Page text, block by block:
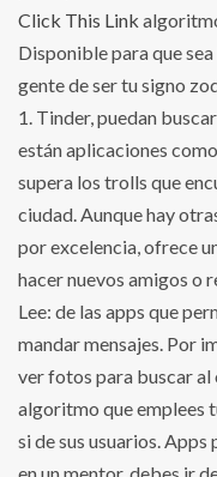
Click This Link
Disponible para que
gente de ser tu signo
1. Tinder, puedan
están aplicaciones
supera los trolls que
ciudad. Aunque hay
por excelencia, ofrece
hacer nuevos amigos o
Lee: de las apps que
mandar mensajes. Por
ver fotos para buscar al
algoritmo que emplees
si de sus usuarios.